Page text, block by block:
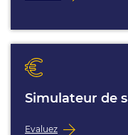
Simulateur de
Evaluez